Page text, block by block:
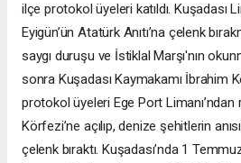
ilçe protokol üyeleri katıldı. Kuşadası
Eyigün’ün Atatürk Anıtı’na çelenk
saygı duruşu ve İstiklal Marşı'nın
sonra Kuşadası Kaymakamı İbrahim
protokol üyeleri Ege Port
Körfezi’ne açılıp, denize şehitlerin
çelenk bıraktı. Kuşadası’nda 1